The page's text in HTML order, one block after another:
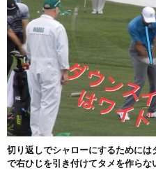
切り返しでシャローにするために
で右ひじを引き付けてタメを作らな